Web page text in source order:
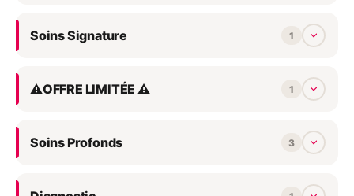
Soins Signature 1
⚠️OFFRE LIMITÉE ⚠️ 1
Soins Profonds 3